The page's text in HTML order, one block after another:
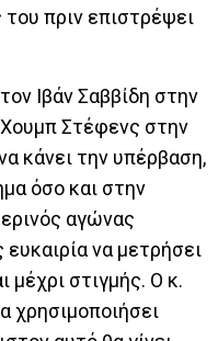
πριν επιστρέψει
Ιβάν Σαββίδη στην
Στέφενς στην
κάνει την υπέρβαση,
όσο και στην
αγώνας
να μετρήσει
μέχρι στιγμής. Ο κ.
χρησιμοποιήσει